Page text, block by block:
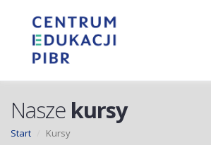
Nasze kursy
Start Kursy